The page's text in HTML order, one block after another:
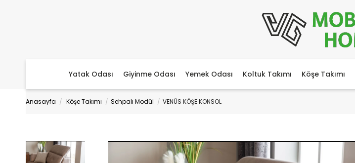
Yatak Odası Giyinme Odası Yemek Odası Koltuk Takımı Köşe Takımı
Anasayfa Köşe Takımı Sehpalı Modül VENÜS KÖŞE KONSOL